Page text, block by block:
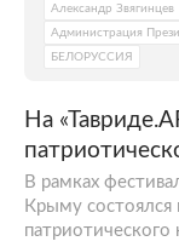
Александр Звягинцев
Администрация
БЕЛОРУССИЯ
На
В рамках
Крыму состоялся